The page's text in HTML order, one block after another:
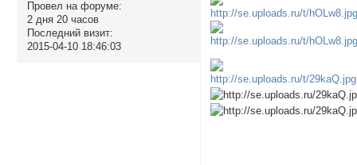
Провел на форуме:
2 дня 20 часов
Последний визит:
2015-04-10 18:46:03